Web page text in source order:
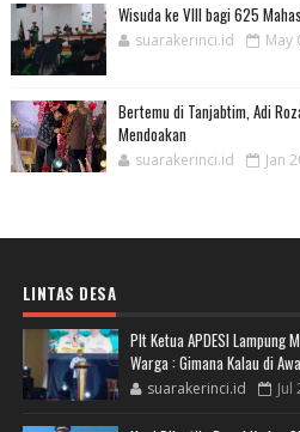
Wisuda ke VIII bagi 625
suarakerinci.id May
Bertemu di Tanjabtim, Adi
Mendoakan
suarakerinci.id Jan
LINTAS DESA
Plt Ketua APDESI Lampung
Warga : Gimana Kalau di
suarakerinci.id Jul